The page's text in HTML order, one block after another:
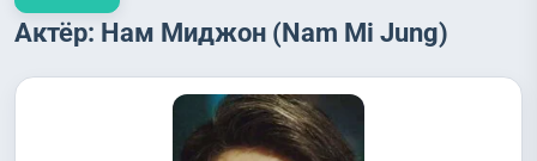
Актёр: Нам Миджон (Nam Mi Jung)